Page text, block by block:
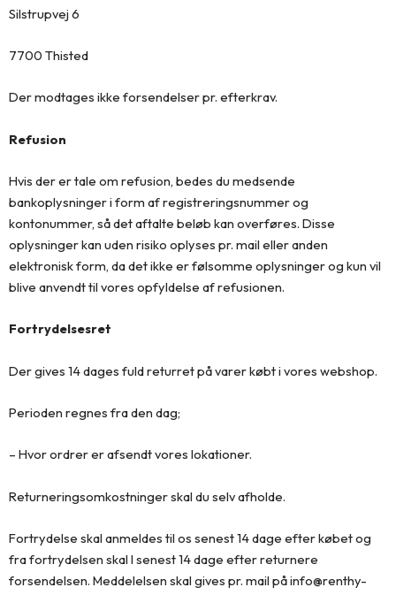
Silstrupvej 6
7700 Thisted
Der modtages ikke forsendelser pr. efterkrav.
Refusion
Hvis der er tale om refusion, bedes du medsende
bankoplysninger i form af registreringsnummer og
kontonummer, så det aftalte beløb kan overføres. Disse
oplysninger kan uden risiko oplyses pr. mail eller anden
elektronisk form, da det ikke er følsomme oplysninger og kun vil
blive anvendt til vores opfyldelse af refusionen.
Fortrydelsesret
Der gives 14 dages fuld returret på varer købt i vores webshop.
Perioden regnes fra den dag;
– Hvor ordrer er afsendt vores lokationer.
Returneringsomkostninger skal du selv afholde.
Fortrydelse skal anmeldes til os senest 14 dage efter købet og
fra fortrydelsen skal I senest 14 dage efter returnere
forsendelsen. Meddelelsen skal gives pr. mail på info@renthy-